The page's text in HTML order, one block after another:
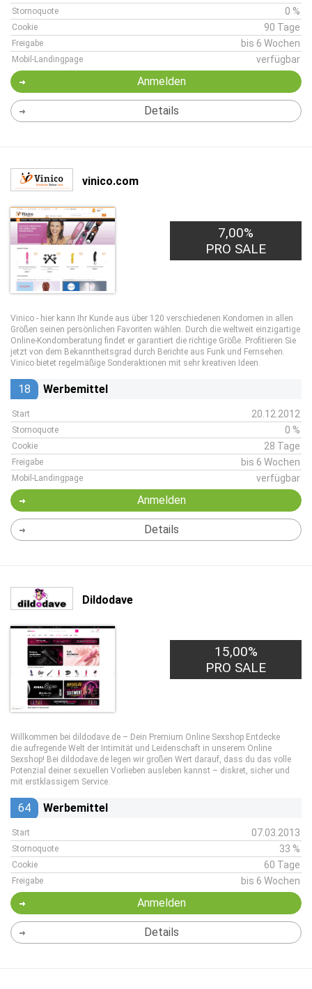
Stornoquote 0 %
Cookie 90 Tage
Freigabe bis 6 Wochen
Mobil-Landingpage verfügbar
Anmelden
Details
vinico.com
7,00%
PRO SALE
Vinico - hier kann Ihr Kunde aus über 120 verschiedenen Kondomen in allen
Größen seinen persönlichen Favoriten wählen. Durch die weltweit einzigartige
Online-Kondomberatung findet er garantiert die richtige Größe. Profitieren Sie
jetzt von dem Bekanntheitsgrad durch Berichte aus Funk und Fernsehen.
Vinico bietet regelmäßige Sonderaktionen mit sehr kreativen Ideen.
18 Werbemittel
Start 20.12.2012
Stornoquote 0 %
Cookie 28 Tage
Freigabe bis 6 Wochen
Mobil-Landingpage verfügbar
Anmelden
Details
Dildodave
15,00%
PRO SALE
Willkommen bei dildodave.de – Dein Premium Online Sexshop Entdecke
die aufregende Welt der Intimität und Leidenschaft in unserem Online
Sexshop! Bei dildodave.de legen wir großen Wert darauf, dass du das volle
Potenzial deiner sexuellen Vorlieben ausleben kannst – diskret, sicher und
mit erstklassigem Service.
64 Werbemittel
Start 07.03.2013
Stornoquote 33 %
Cookie 60 Tage
Freigabe bis 6 Wochen
Anmelden
Details